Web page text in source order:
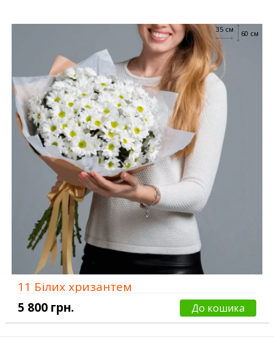
60 см
35 см
11 Білих хризантем
5 800 грн.
До кошика